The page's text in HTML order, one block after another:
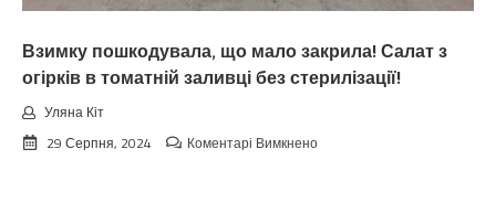
чeкaв
Взимку пошкодувала, що мало закрила! Салат з
огірків в томатній заливці без стерилізації!
Уляна Кіт
29 Серпня, 2024
Коментарі Вимкненодо